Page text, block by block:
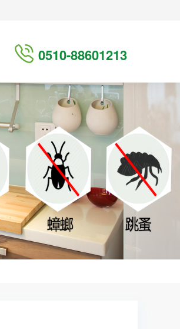
0510-88601213